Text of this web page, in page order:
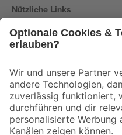
Nützliche Links
Der toom Newsletter: Keine
Zur Newsletter